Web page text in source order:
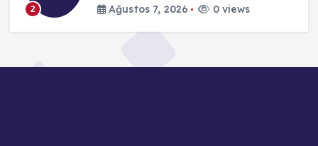
2 Ağustos 7, 2026 0 views